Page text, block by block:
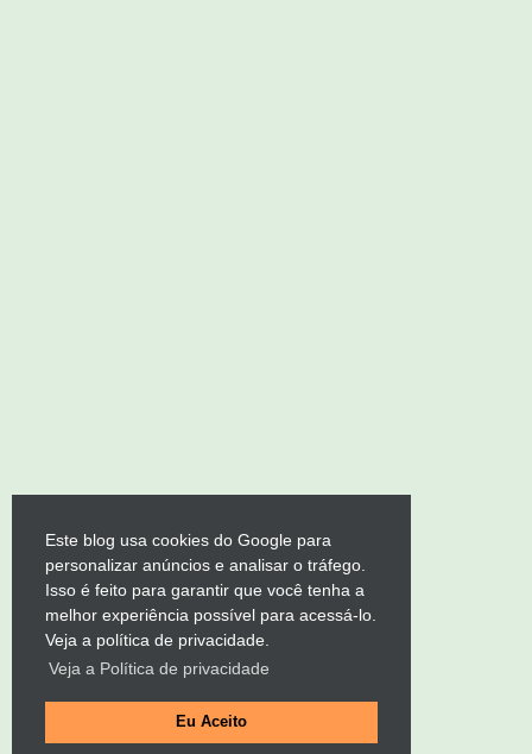
Este blog usa cookies do Google para
personalizar anúncios e analisar o tráfego.
Isso é feito para garantir que você tenha a
melhor experiência possível para acessá-lo.
Veja a política de privacidade.
Veja a Política de privacidade
Eu Aceito